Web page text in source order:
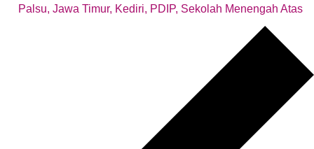
Palsu, Jawa Timur, Kediri, PDIP, Sekolah Menengah Atas